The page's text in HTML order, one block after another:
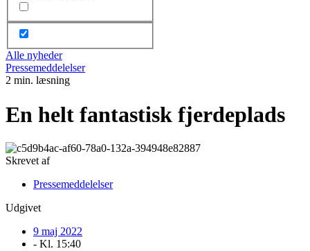
Alle nyheder
Pressemeddelelser
2 min. læsning
En helt fantastisk fjerdeplads
Skrevet af
Pressemeddelelser
Udgivet
9 maj 2022
- Kl. 15:40